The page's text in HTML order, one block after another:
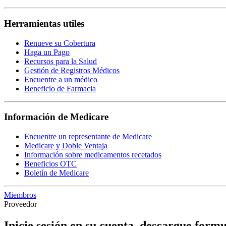
Herramientas utiles
Renueve su Cobertura
Haga un Pago
Recursos para la Salud
Gestión de Registros Médicos
Encuentre a un médico
Beneficio de Farmacia
Información de Medicare
Encuentre un representante de Medicare
Medicare y Doble Ventaja
Información sobre medicamentos recetados
Beneficios OTC
Boletín de Medicare
Miembros
Proveedor